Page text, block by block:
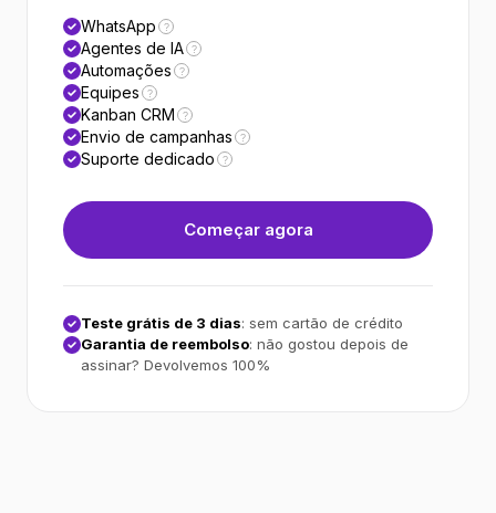
WhatsApp ?
Agentes de IA ?
Automações ?
Equipes ?
Kanban CRM ?
Envio de campanhas ?
Suporte dedicado ?
Começar agora
Teste grátis de 3 dias: sem cartão de crédito
Garantia de reembolso: não gostou depois de
assinar? Devolvemos 100%